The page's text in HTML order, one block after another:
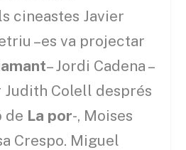
cineastes Javier
–es va projectar
– Jordi Cadena –
Colell després
de La por-, Moises
Crespo. Miguel